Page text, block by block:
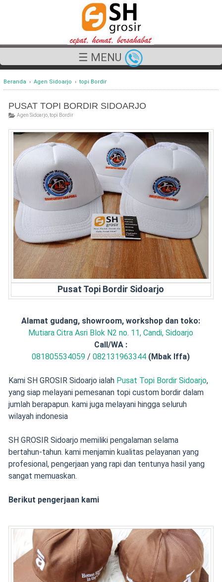
☰ MENU
Beranda › Agen Sidoarjo › topi Bordir
PUSAT TOPI BORDIR SIDOARJO
Agen Sidoarjo, topi Bordir
Pusat Topi Bordir Sidoarjo
Alamat gudang, showroom, workshop dan toko:
Mutiara Citra Asri Blok N2 no. 11, Candi, Sidoarjo
Call/WA :
081805534059 /082131963344 (Mbak Iffa)
Kami SH GROSIR Sidoarjo ialah Pusat Topi Bordir Sidoarjo,
yang siap melayani pemesanan topi custom bordir dalam
jumlah berapapun. kami juga melayani hingga seluruh
wilayah indonesia
SH GROSIR Sidoarjo memiliki pengalaman selama
bertahun-tahun. kami menjamin kualitas pelayanan yang
profesional, pengerjaan yang rapi dan tentunya hasil yang
sangat memuaskan.
Berikut pengerjaan kami